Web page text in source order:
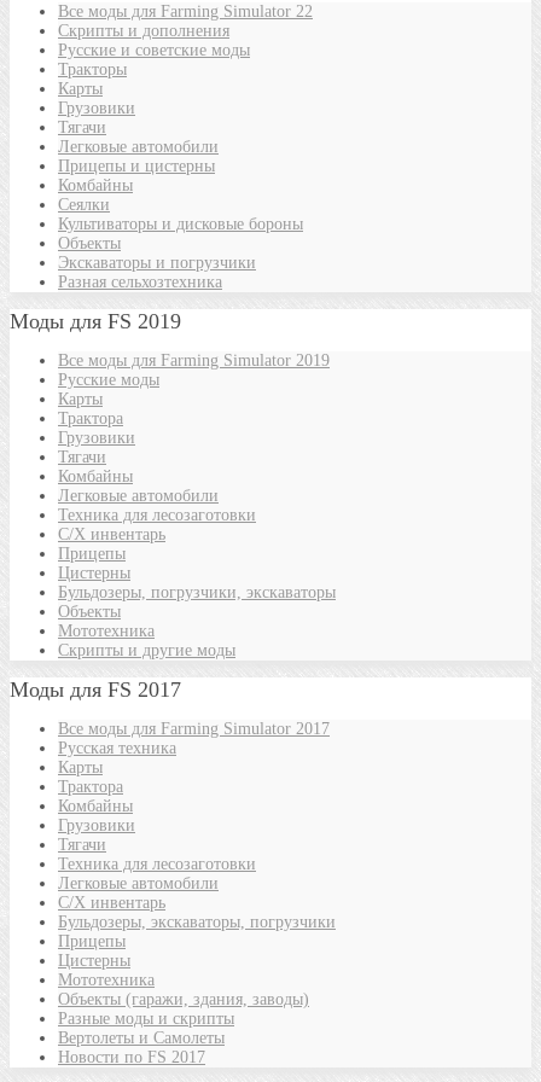
Все моды для Farming Simulator 22
Скрипты и дополнения
Русские и советские моды
Тракторы
Карты
Грузовики
Тягачи
Легковые автомобили
Прицепы и цистерны
Комбайны
Сеялки
Культиваторы и дисковые бороны
Объекты
Экскаваторы и погрузчики
Разная сельхозтехника
Моды для FS 2019
Все моды для Farming Simulator 2019
Русские моды
Карты
Трактора
Грузовики
Тягачи
Комбайны
Легковые автомобили
Техника для лесозаготовки
С/Х инвентарь
Прицепы
Цистерны
Бульдозеры, погрузчики, экскаваторы
Объекты
Мототехника
Скрипты и другие моды
Моды для FS 2017
Все моды для Farming Simulator 2017
Русская техника
Карты
Трактора
Комбайны
Грузовики
Тягачи
Техника для лесозаготовки
Легковые автомобили
С/Х инвентарь
Бульдозеры, экскаваторы, погрузчики
Прицепы
Цистерны
Мототехника
Объекты (гаражи, здания, заводы)
Разные моды и скрипты
Вертолеты и Самолеты
Новости по FS 2017